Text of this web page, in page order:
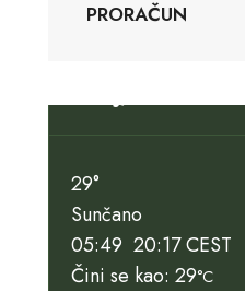
PRORAČUN
29°
Sunčano
05:49 20:17 CEST
Čini se kao: 29°C